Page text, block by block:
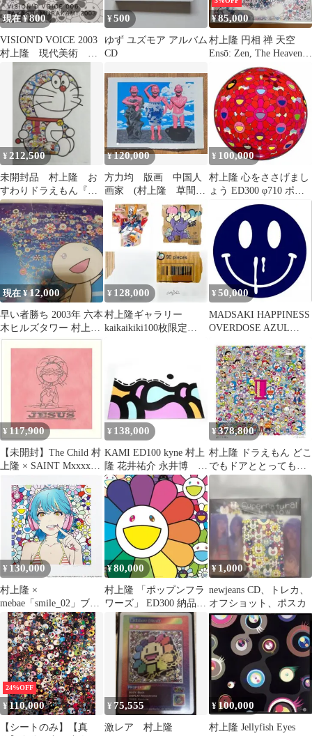
現在 ¥800
VISION'D VOICE 2003
村上隆 現代美術 カ
イカイキキ
¥500
ゆず ユズモア アルバム
CD
¥85,000
村上隆 円相 禅 天空
Ensō: Zen, The Heavens,
¥212,500
未開封品 村上隆 お
すわりドラえもん『ど
こでもドア』シルクス
クリーン
¥120,000
方力均 版画 中国人
画家 (村上隆 草間彌
生 奈良美智 ロッカ
クアヤコ)
¥ 100,000
村上隆 心をささげまし
ょう ED300 φ710 ポス
現在 ¥12,000
早い者勝ち 2003年 六本
木ヒルズタワー 村上隆
ポスター額縁付き A3サ
¥ 128,000
村上隆ギャラリー
kaikaikiki100枚限定
¥ 50,000
MADSAKI HAPPINESS
OVERDOSE AZUL
¥ 117,900
【未開封】The Child 村
上隆 × SAINT Mxxxxxx
¥ 138,000
KAMI ED100 kyne 村上
隆 花井祐介 永井博 山
田康平
¥378,800
村上隆 ドラえもん どこ
でもドアととっても良
い日のスケッチ 版画
¥ 130,000
村上隆 ×
mebae「smile_02」ブル
ーヘアー ピンクヘッド
ホン
¥80,000
村上隆 「ポップンフラ
ワーズ」 ED300 納品書
¥ 1,000
newjeans CD、トレカ、
オフショット、ポスカ
24%OFF
¥110,000
【シートのみ】【真
¥ 75,555
激レア 村上隆
¥ 100,000
村上隆 Jellyfish Eyes